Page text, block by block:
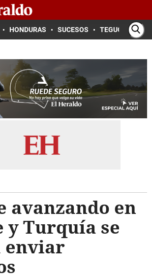
HONDURAS SUCESOS TEGUCIGALPA
avanzando en
y Turquía se
enviar